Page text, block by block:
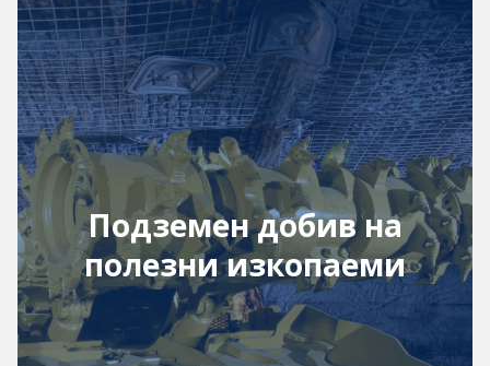
Подземен добив на
полезни изкопаеми